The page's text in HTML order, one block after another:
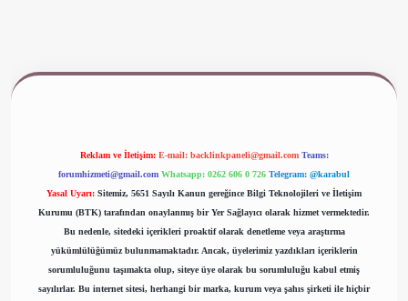
Reklam ve İletişim: E-mail: backlinkpaneli@gmail.com Teams:
forumhizmeti@gmail.com Whatsapp: 0262 606 0 726 Telegram: @karabul
Yasal Uyarı: Sitemiz, 5651 Sayılı Kanun gereğince Bilgi Teknolojileri ve İletişim
Kurumu (BTK) tarafından onaylanmış bir Yer Sağlayıcı olarak hizmet vermektedir.
Bu nedenle, sitedeki içerikleri proaktif olarak denetleme veya araştırma
yükümlülüğümüz bulunmamaktadır. Ancak, üyelerimiz yazdıkları içeriklerin
sorumluluğunu taşımakta olup, siteye üye olarak bu sorumluluğu kabul etmiş
sayılırlar. Bu internet sitesi, herhangi bir marka, kurum veya şahıs şirketi ile hiçbir